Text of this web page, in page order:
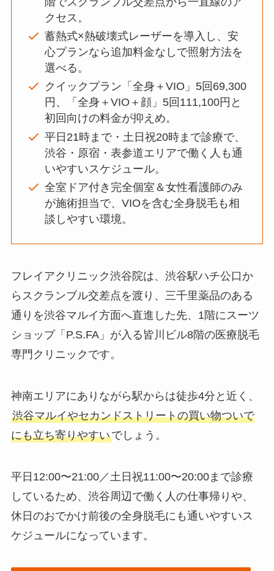
クセス。
蓄熱式×熱破壊式レーザーを導入し、安
心プランなら追加料金なしで照射方法を
選べる。
クイックプラン「全身＋VIO」5回69,300
円、「全身＋VIO＋顔」5回111,100円と
初回向けの料金が抑えめ。
平日21時まで・土日祝20時まで診療で、
渋谷・原宿・表参道エリアで働く人も通
いやすいスケジュール。
全室ドア付き完全個室＆女性看護師のみ
が施術担当で、VIOを含む全身脱毛も相
談しやすい環境。
フレイアクリニック渋谷院は、渋谷駅ハチ公口か
らスクランブル交差点を渡り、三千里薬品のある
通りを渋谷マルイ方面へ直進した先、1階にスーツ
ショップ「P.S.FA」が入る皆川ビル8階の医療脱毛
専門クリニックです。
神南エリアにありながら駅からは徒歩4分と近く、
渋谷マルイやセカンドストリートの買い物ついで
にも立ち寄りやすいでしょう。
平日12:00〜21:00／土日祝11:00〜20:00まで診療
しているため、渋谷周辺で働く人の仕事帰りや、
休日のおでかけ前後の全身脱毛にも通いやすいス
ケジュールになっています。